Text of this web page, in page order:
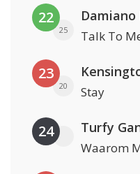
22
25 Talk To
23
20 Stay
24 Turfy
Waarom